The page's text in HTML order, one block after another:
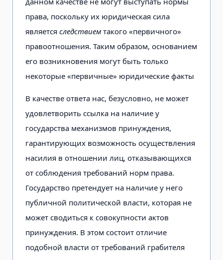
права, поскольку их юридическая сила
является следствием такого «первичного»
правоотношения. Таким образом, основанием
его возникновения могут быть только
некоторые «первичные» юридические факты
В качестве ответа нас, безусловно, не может
удовлетворить ссылка на наличие у
государства механизмов принуждения,
гарантирующих возможность осуществления
насилия в отношении лиц, отказывающихся
от соблюдения требований норм права.
Государство претендует на наличие у него
публичной политической власти, которая не
может сводиться к совокупности актов
принуждения. В этом состоит отличие
подобной власти от требований грабителя